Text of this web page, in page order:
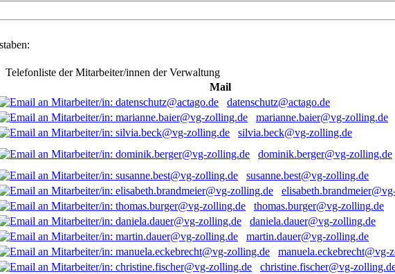
Telefonliste der Mitarbeiter/innen der Verwaltung
Mail
datenschutz@actago.de
marianne.baier@vg-zolling.de
silvia.beck@vg-zolling.de
dominik.berger@vg-zolling.de
susanne.best@vg-zolling.de
thomas.burger@vg-zolling.de
daniela.dauer@vg-zolling.de
martin.dauer@vg-zolling.de
manuela.eckebrecht@vg-
christine.fischer@vg-